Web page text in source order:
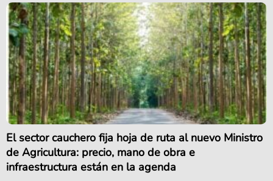
El sector cauchero fija hoja de ruta al nuevo Ministro
de Agricultura: precio, mano de obra e
infraestructura están en la agenda